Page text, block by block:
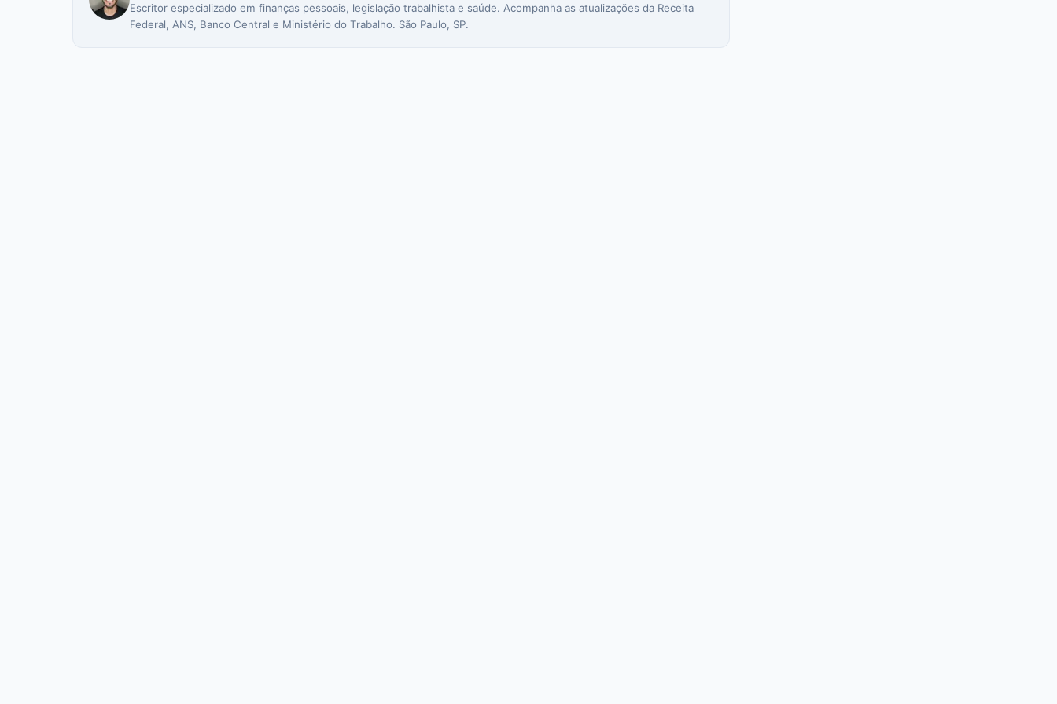
Escritor especializado em finanças pessoais, legislação trabalhista e saúde. Acompanha as atualizações da Receita
Federal, ANS, Banco Central e Ministério do Trabalho. São Paulo, SP.